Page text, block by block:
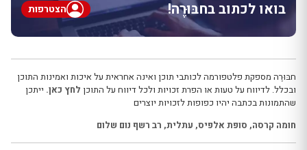
בואו לכתוב בחבּוּרֶה! הצטרפות
חבּוּרֶה מספקת פלטפורמה לכותבי תוכן ואינה אחראית על איכות ואמינות התוכן
ובכלל. לדיווח על טעות או הפרת זכויות ולכל דיווח על התוכן לחץ כאן. ייתכן
שהתמונות בכתבה יהיו כפופות לזכויות יוצרים
חומה קרסה, סופת אלפיס, עתלית, רב רשף נום שלום